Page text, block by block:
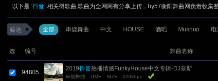
以下是 ‘抖音’.相关得歌曲,歌曲为全网网有分享上传，hy57衡阳舞曲网负责收集
筛选 全部 串烧舞曲 中文 HOUSE 酒吧 Mushup 电
选 编号 舞曲名称
94805
2019抖音热播情感FunkyHouse中文专辑-DJ奈斯
串烧舞曲 TIME SIZE 320kbps